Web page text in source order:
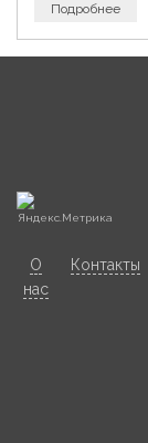
Подробнее
О
нас
Контакты